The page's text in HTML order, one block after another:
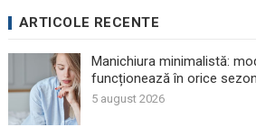
ARTICOLE RECENTE
Manichiura minimalistă:
funcționează în orice sezon
5 august 2026